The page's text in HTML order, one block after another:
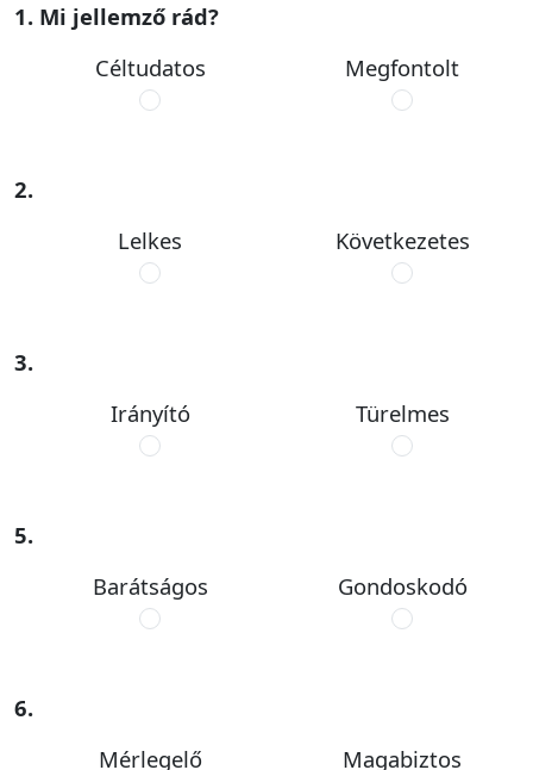
1. Mi jellemző rád?
Céltudatos
Megfontolt
2.
Lelkes
Következetes
3.
Irányító
Türelmes
5.
Barátságos
Gondoskodó
6.
Mérlegelő
Magabiztos